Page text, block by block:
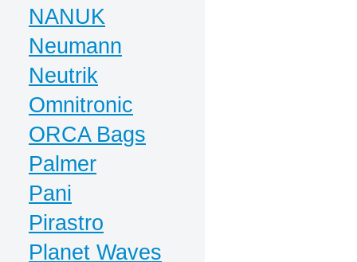
NANUK
Neumann
Neutrik
Omnitronic
ORCA Bags
Palmer
Pani
Pirastro
Planet Waves